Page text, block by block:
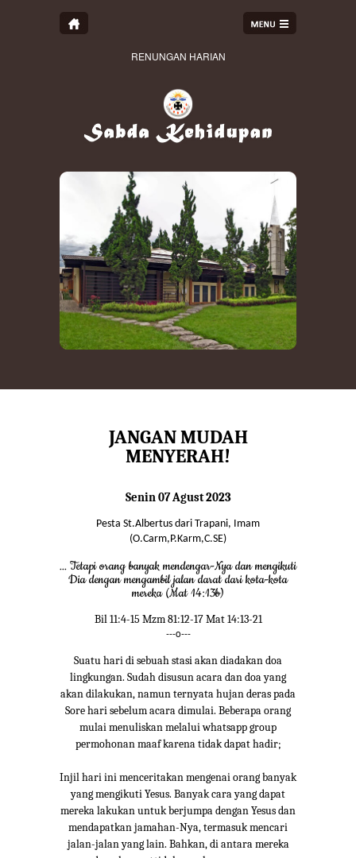
RENUNGAN HARIAN
JANGAN MUDAH
MENYERAH!
Senin 07 Agust 2023
Pesta St.Albertus dari Trapani, Imam
(O.Carm,P.Karm,C.SE)
... Tetapi orang banyak mendengar-Nya dan mengikuti
Dia dengan mengambil jalan darat dari kota-kota
mereka (Mat 14:13b)
Bil 11:4-15 Mzm 81:12-17 Mat 14:13-21
---o---
Suatu hari di sebuah stasi akan diadakan doa
lingkungan. Sudah disusun acara dan doa yang
akan dilakukan, namun ternyata hujan deras pada
Sore hari sebelum acara dimulai. Beberapa orang
mulai menuliskan melalui whatsapp group
permohonan maaf karena tidak dapat hadir;
Injil hari ini menceritakan mengenai orang banyak
yang mengikuti Yesus. Banyak cara yang dapat
mereka lakukan untuk berjumpa dengan Yesus dan
mendapatkan jamahan-Nya, termasuk mencari
jalan-jalan yang lain. Bahkan, di antara mereka